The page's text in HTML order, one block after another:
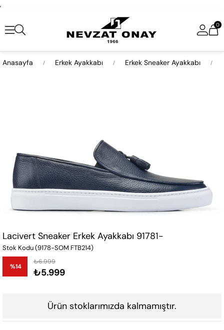
,
0
Anasayfa Erkek Ayakkabı Erkek Sneaker Ayakkabı
Lacivert Sneaker Erkek Ayakkabı 91781-
Stok Kodu(9178-SOM FTB214)
%14
İndirim
₺6.999
₺5.999
Ürün stoklarımızda kalmamıştır.